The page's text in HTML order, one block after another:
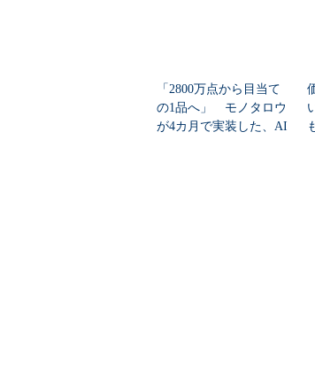
「2800万点から目当て
の1品へ」 モノタロウ
が4カ月で実装した、AI